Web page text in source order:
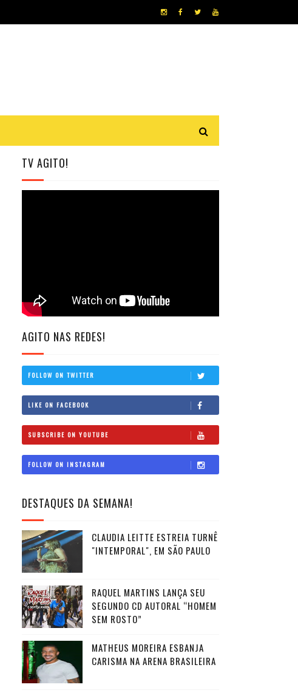
TV AGITO!
AGITO NAS REDES!
FOLLOW ON TWITTER
LIKE ON FACEBOOK
SUBSCRIBE ON YOUTUBE
FOLLOW ON INSTAGRAM
DESTAQUES DA SEMANA!
CLAUDIA LEITTE ESTREIA TURNÊ
"INTEMPORAL", EM SÃO PAULO
RAQUEL MARTINS LANÇA SEU
SEGUNDO CD AUTORAL “HOMEM
SEM ROSTO”
MATHEUS MOREIRA ESBANJA
CARISMA NA ARENA BRASILEIRA